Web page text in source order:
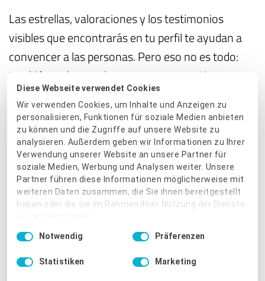
Diese Webseite verwendet Cookies
Wir verwenden Cookies, um Inhalte und Anzeigen zu
personalisieren, Funktionen für soziale Medien anbieten
zu können und die Zugriffe auf unsere Website zu
analysieren. Außerdem geben wir Informationen zu Ihrer
Verwendung unserer Website an unsere Partner für
soziale Medien, Werbung und Analysen weiter. Unsere
Partner führen diese Informationen möglicherweise mit
weiteren Daten zusammen, die Sie ihnen bereitgestellt
haben oder die sie im Rahmen Ihrer Nutzung der Dienste
Impressum|Datenschutzbestimmungen
Notwendig Präferenzen
Statistiken Marketing
Las estrellas, valoraciones y los testimonios
visibles que encontrarás en tu perfil te ayudan a
convencer a las personas. Pero eso no es todo:
también seducen a los motores generativos, pues
priorizan los negocios que tienen una alta tasa de
clics, ya que lo interpretan como sinónimos de
calidad.
3.Aumento de las ventas
Si haces un buen trabajo de posicionamiento
desde ahora, empezarás a ser recomendado por
LLMs, lo cual contribuirá a que obtengas más
empezar a utilizar los servicios de ProvenExpert!